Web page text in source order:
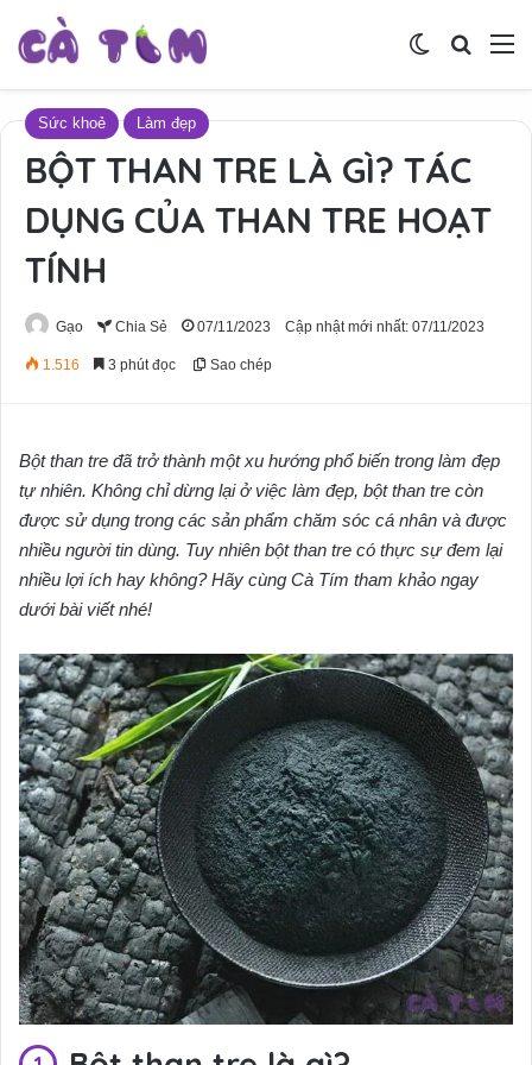
Tìm
Switch skin
Sức khoẻ Làm đẹp
BỘT THAN TRE LÀ GÌ? TÁC
DỤNG CỦA THAN TRE HOẠT
TÍNH
Gạo Chia Sẻ 07/11/2023 Cập nhật mới nhất: 07/11/2023
1.516 3 phút đọc Sao chép
Bột than tre đã trở thành một xu hướng phổ biến trong làm đẹp
tự nhiên. Không chỉ dừng lại ở việc làm đẹp, bột than tre còn
được sử dụng trong các sản phẩm chăm sóc cá nhân và được
nhiều người tin dùng. Tuy nhiên bột than tre có thực sự đem lại
nhiều lợi ích hay không? Hãy cùng Cà Tím tham khảo ngay
dưới bài viết nhé!